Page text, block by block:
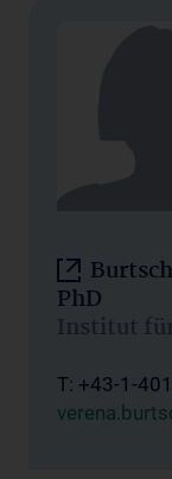
PhD
Institut
T: +43-1-